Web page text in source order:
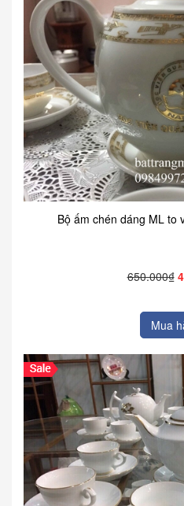
Bộ ấm chén dáng ML to
650.000₫
Mua